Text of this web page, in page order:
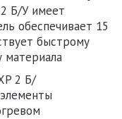
2 Б/Уимеет
обеспечивает 15
быстрому
материала
2 Б/